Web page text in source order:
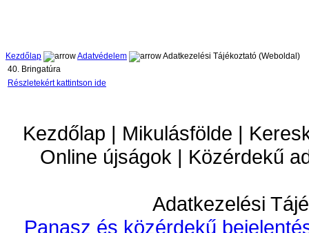
Kezdőlap Adatvédelem
Adatkezelési Tájékoztató (Weboldal)
40. Bringatúra
Részletekért kattintson ide
Kezdőlap | Mikulásfölde |
Online újságok | Közérdekű
Adatkezelési
Panasz és közérdekű